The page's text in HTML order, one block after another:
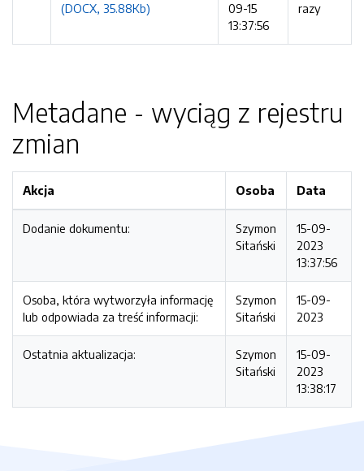
(DOCX, 35.88Kb)
09-15
13:37:56
razy
Metadane - wyciąg z rejestru
zmian
Akcja Osoba Data
Dodanie dokumentu:
Szymon
Sitański
15-09-
2023
13:37:56
Osoba, która wytworzyła informację
lub odpowiada za treść informacji:
Szymon
Sitański
15-09-
2023
Ostatnia aktualizacja:
Szymon
Sitański
15-09-
2023
13:38:17